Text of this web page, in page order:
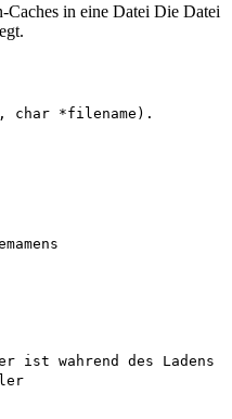
Caches in eine Datei Die Datei
wahrend des Ladens